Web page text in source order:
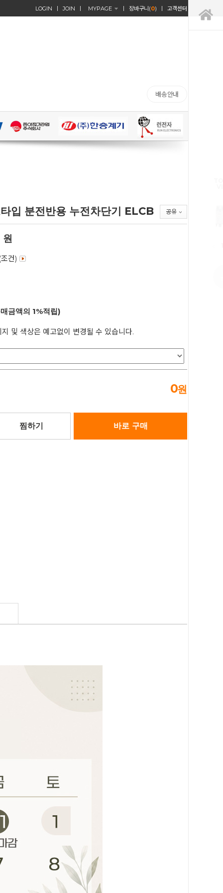
LOGIN JOIN MYPAGE 장바구니(0) 고객센터
배송안내
입 분전반용 누전차단기 ELCB 공유
원
건)
금액의 1%적립)
및 색상은 예고없이 변경될 수 있습니다.
0원
찜하기 바로 구매